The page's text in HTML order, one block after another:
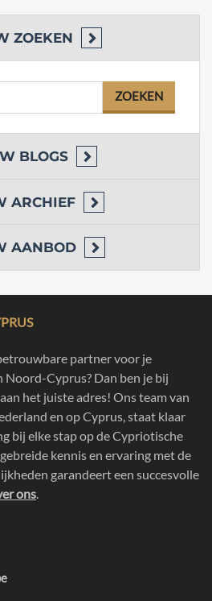
ZOEKEN
BLOGS
ARCHIEF
AANBOD
partner voor je
Cyprus? Dan ben je bij
het juiste adres! Ons team van
en op Cyprus, staat klaar
bij elke stap op de Cypriotische
kennis en ervaring met de
garandeert een succesvolle
ons.